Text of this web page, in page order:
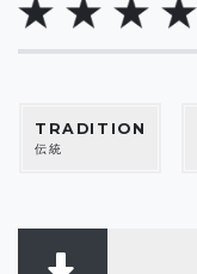
TRADITION
伝統